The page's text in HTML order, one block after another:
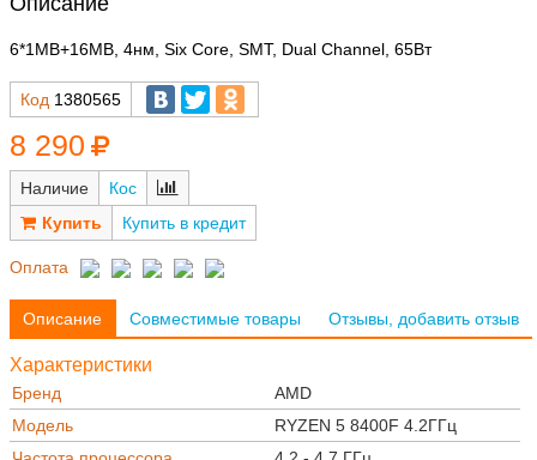
6*1MB+16MB, 4нм, Six Core, SMT, Dual Channel, 65Вт
Код 1380565
8 290
Наличие
Кос
Купить в кредит
Оплата
Описание Совместимые товары Отзывы, добавить отзыв
Характеристики
Бренд
AMD
Модель
RYZEN 5 8400F 4.2ГГц